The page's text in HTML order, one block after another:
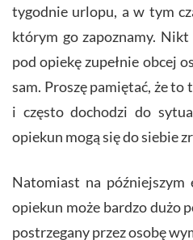
tygodnie urlopu, a w tym
którym go zapoznamy.
pod opiekę zupełnie obcej
sam. Proszę pamiętać, że
i często dochodzi do
opiekun mogą się do siebie
Natomiast na
opiekun może bardzo dużo
postrzegany przez osobę